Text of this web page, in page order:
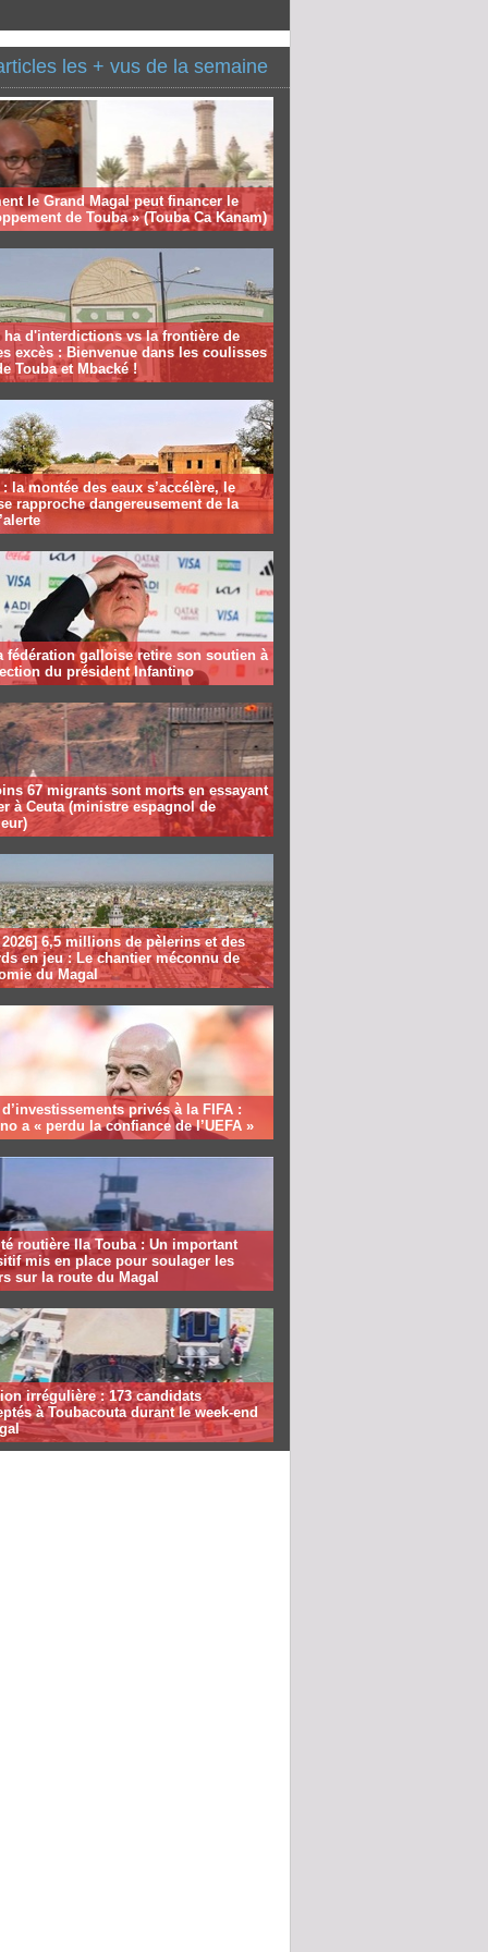
les + vus de la semaine
le Grand Magal peut financer le
de Touba » (Touba Ca Kanam)
ha d'interdictions vs la frontière de
excès : Bienvenue dans les coulisses
Touba et Mbacké !
la montée des eaux s’accélère, le
rapproche dangereusement de la
fédération galloise retire son soutien à
du président Infantino
67 migrants sont morts en essayant
à Ceuta (ministre espagnol de
6,5 millions de pèlerins et des
en jeu : Le chantier méconnu de
du Magal
privés à la FIFA :
a « perdu la confiance de l’UEFA »
routière Ila Touba : Un important
mis en place pour soulager les
sur la route du Magal
irrégulière : 173 candidats
à Toubacouta durant le week-end